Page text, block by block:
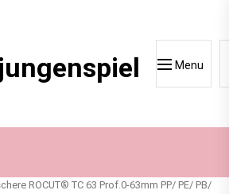
Menu
ROCUT® TC 63 Prof.0-63mm PP/ PE/ PB/